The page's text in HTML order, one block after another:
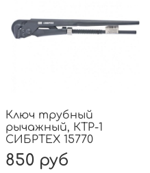
Ключ трубный
рычажный, КТР-1
СИБРТЕХ 15770
850 руб